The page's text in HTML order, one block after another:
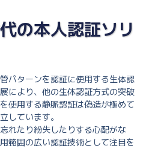
の本人認証ソリ
パターンを認証に使用する生体認
により、他の生体認証方式の突破
使用する静脈認証は偽造が極めて
しています。
れたり紛失したりする心配がな
範囲の広い認証技術として注目を